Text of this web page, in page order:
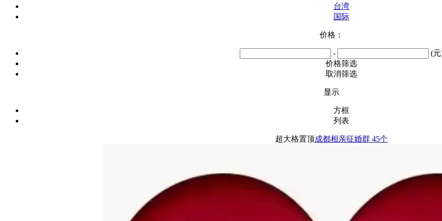
台湾
国际
价格：
-
(元
价格筛选
取消筛选
显示
方框
列表
超大格置顶成都相亲征婚群 45个